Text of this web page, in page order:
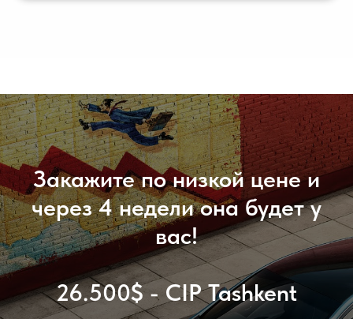
Закажите по низкой цене и
через 4 недели она будет у
вас!
26.500$ - CIP Tashkent